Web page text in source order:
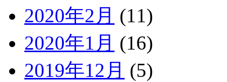
2020年2月 (11)
2020年1月 (16)
2019年12月 (5)